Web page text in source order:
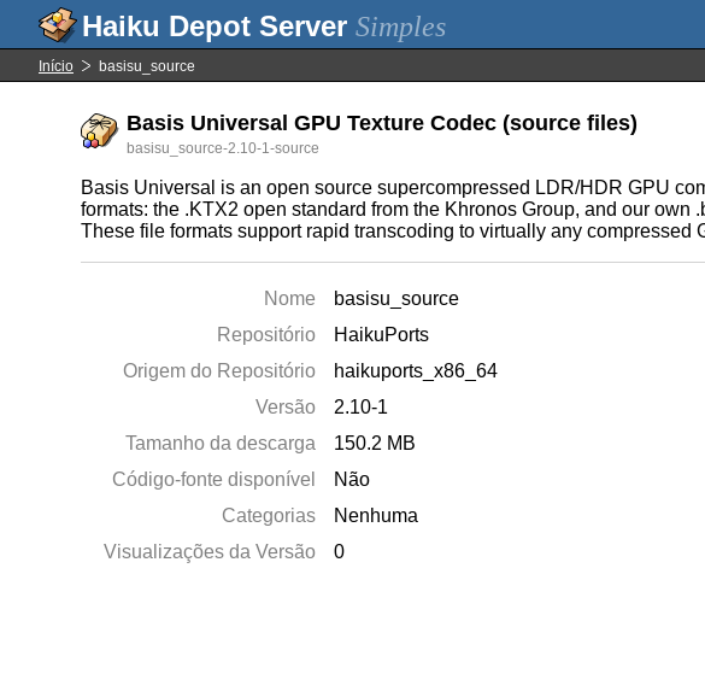
Simples
Início basisu_source
Basis Universal GPU Texture Codec (source files)
basisu_source-2.10-1-source
Basis Universal is an open source supercompressed LDR/HDR GPU
formats: the .KTX2 open standard from the Khronos Group, and our own
These file formats support rapid transcoding to virtually any compressed
Nome
basisu_source
Repositório
HaikuPorts
Origem do Repositório
haikuports_x86_64
Versão
2.10-1
Tamanho da descarga
150.2 MB
Código-fonte disponível
Não
Categorias
Nenhuma
Visualizações da Versão
0